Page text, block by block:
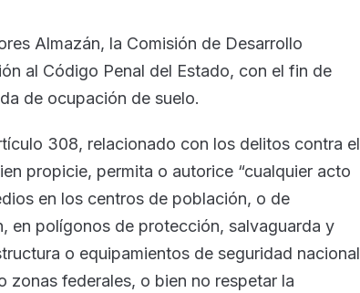
Almazán, la Comisión de Desarrollo
al Código Penal del Estado, con el fin de
de ocupación de suelo.
308, relacionado con los delitos contra el
propicie, permita o autorice “cualquier acto
en los centros de población, o de
en polígonos de protección, salvaguarda y
o equipamientos de seguridad nacional
federales, o bien no respetar la